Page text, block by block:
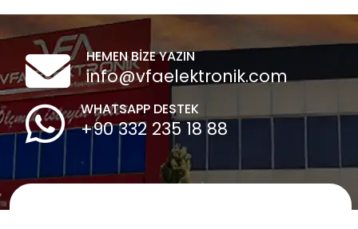
HEMEN BİZE YAZIN
info@vfaelektronik.com
WHATSAPP DESTEK
+90 332 235 18 88